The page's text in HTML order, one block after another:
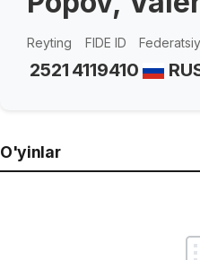
Reyting
2521
FIDE ID
4119410
O'yinlar